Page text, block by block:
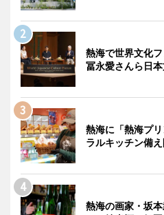
熱海で世界文化
冨永愛さんら日
熱海に「熱海プ
ラルキッチン備
熱海の画家・坂